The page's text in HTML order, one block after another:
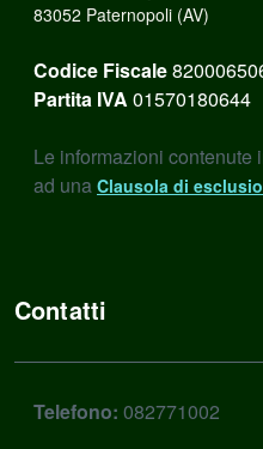
83052 Paternopoli (AV)
Codice Fiscale
Partita IVA 01570180644
Le informazioni contenute
ad una Clausola di
Contatti
Telefono: 082771002